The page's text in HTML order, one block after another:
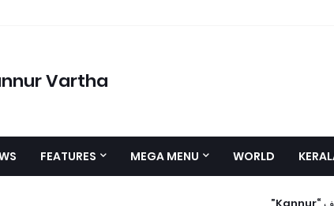
Vartha
FEATURES MEGA MENU WORLD